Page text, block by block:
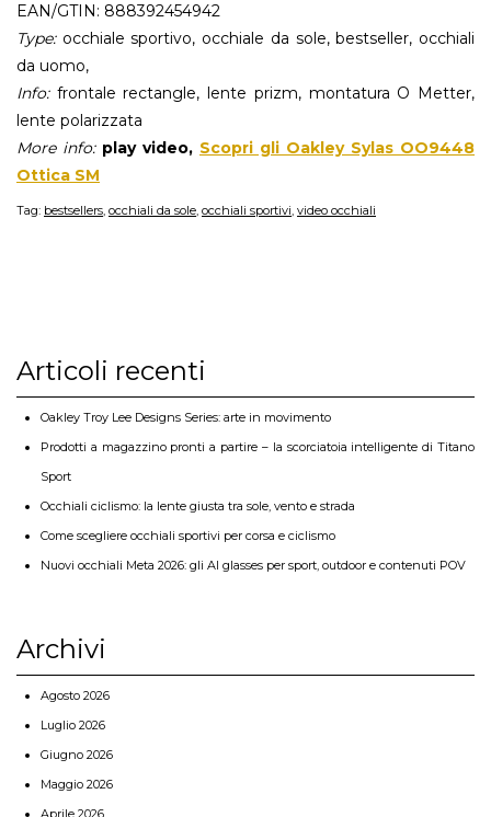
EAN/GTIN: 888392454942
Type:occhiale sportivo, occhiale da sole, bestseller, occhiali
da uomo,
Info:frontale rectangle, lente prizm, montatura O Metter,
lente polarizzata
More info:play video, Scopri gli Oakley Sylas OO9448
Ottica SM
Tag: bestsellers, occhiali da sole, occhiali sportivi, video occhiali
Articoli recenti
Oakley Troy Lee Designs Series: arte in movimento
Prodotti a magazzino pronti a partire – la scorciatoia intelligente di Titano
Sport
Occhiali ciclismo: la lente giusta tra sole, vento e strada
Come scegliere occhiali sportivi per corsa e ciclismo
Nuovi occhiali Meta 2026: gli AI glasses per sport, outdoor e contenuti POV
Archivi
Agosto 2026
Luglio 2026
Giugno 2026
Maggio 2026
Aprile 2026